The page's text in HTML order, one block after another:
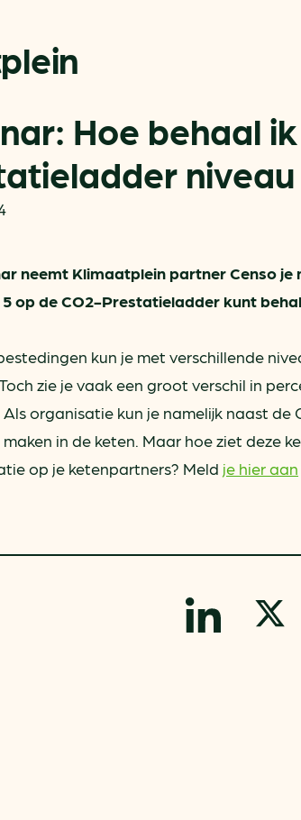
Events
klimaatverandering
van CO2
zonder aardgas
Besparen
In je gebouw
Op vervoer
In de
Hoe behaal
niveau
neemt Klimaatplein partner Censo
op de CO2-Prestatieladder kunt
kun je met verschillende
zie je vaak een groot verschil in
organisatie kun je namelijk naast
in de keten. Maar hoe ziet deze
op je ketenpartners? Meld je hier aan